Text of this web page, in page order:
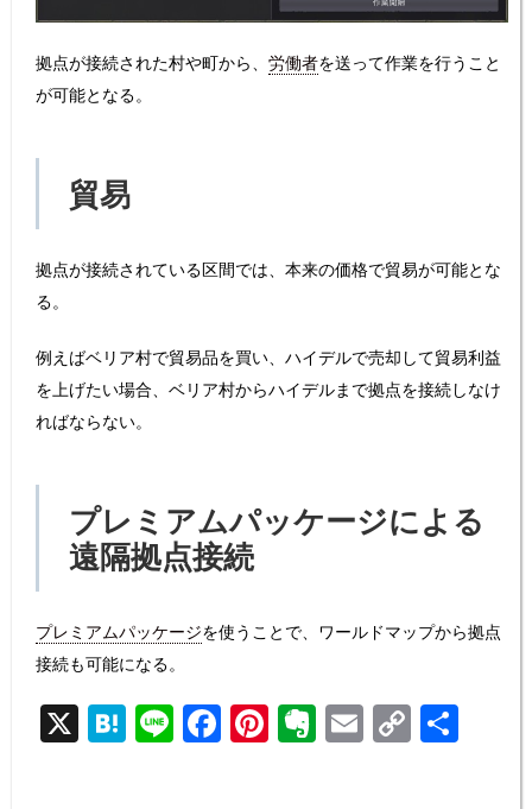
拠点が接続された村や町から、 労働者を送って作業を行うこと
が可能となる。
貿易
拠点が接続されている区間では、本来の価格で貿易が可能とな
る。
例えばベリア村で貿易品を買い、ハイデルで売却して貿易利益
を上げたい場合、ベリア村からハイデルまで拠点を接続しなけ
ればならない。
プレミアムパッケージによる
遠隔拠点接続
プレミアムパッケージを使うことで、ワールドマップから拠点
接続も可能になる。
X H Li F Pi E E C